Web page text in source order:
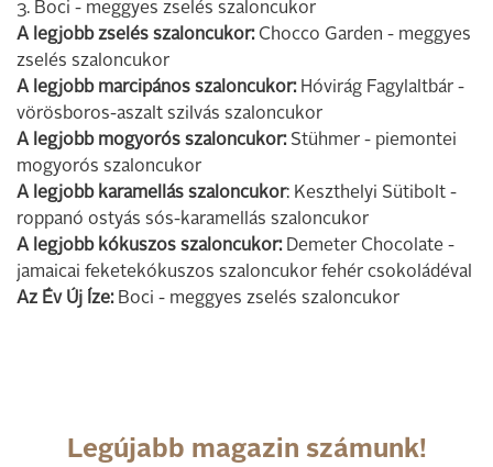
3. Boci - meggyes zselés szaloncukor
A legjobb zselés szaloncukor:Chocco Garden - meggyes
zselés szaloncukor
A legjobb marcipános szaloncukor:Hóvirág Fagylaltbár -
vörösboros-aszalt szilvás szaloncukor
A legjobb mogyorós szaloncukor:Stühmer - piemontei
mogyorós szaloncukor
A legjobb karamellás szaloncukor: Keszthelyi Sütibolt -
roppanó ostyás sós-karamellás szaloncukor
A legjobb kókuszos szaloncukor:Demeter Chocolate -
jamaicai feketekókuszos szaloncukor fehér csokoládéval
Az Év Új Íze:Boci - meggyes zselés szaloncukor
Legújabb magazin számunk!